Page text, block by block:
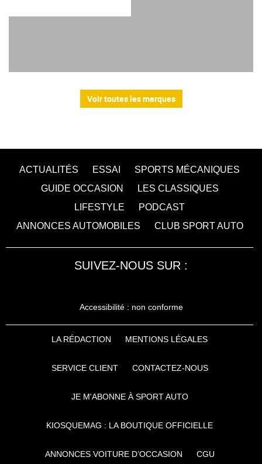
Voir toutes les marques
ACTUALITÉS ESSAI
SPORTS MÉCANIQUES
GUIDE OCCASION
LES CLASSIQUES
LIFESTYLE
PODCAST
ANNONCES AUTOMOBILES
CLUB SPORT AUTO
SUIVEZ-NOUS SUR :
Accessibilité : non conforme
LA RÉDACTION MENTIONS LÉGALES
SERVICE CLIENT CONTACTEZ-NOUS
JE M'ABONNE À SPORT AUTO
KIOSQUEMAG : LA BOUTIQUE OFFICIELLE
ANNONCES VOITURE D’OCCASION CGU